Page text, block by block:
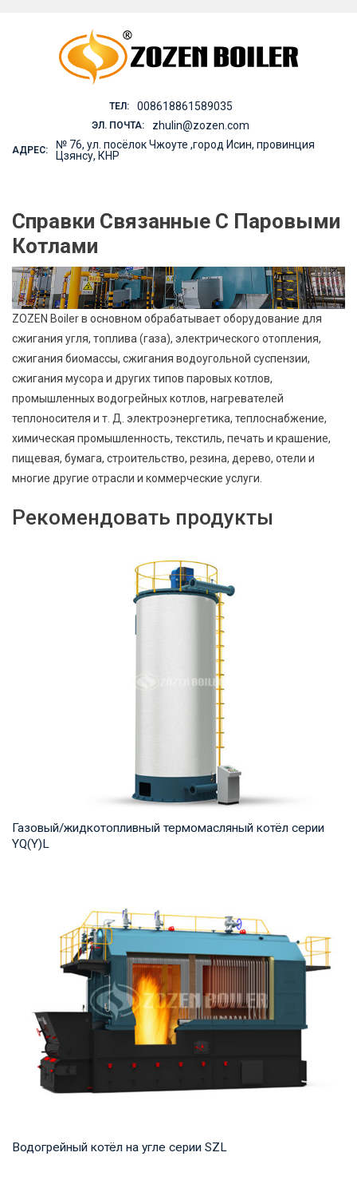
ТЕЛ: 008618861589035
ЭЛ. ПОЧТА: zhulin@zozen.com
АДРЕС:
№ 76, ул. посёлок Чжоуте ,город Исин, провинция
Цзянсу, КНР
Справки Связанные С Паровыми
Котлами
ZOZEN Boiler в основном обрабатывает оборудование для
сжигания угля, топлива (газа), электрического отопления,
сжигания биомассы, сжигания водоугольной суспензии,
сжигания мусора и других типов паровых котлов,
промышленных водогрейных котлов, нагревателей
теплоносителя и т. Д. электроэнергетика, теплоснабжение,
химическая промышленность, текстиль, печать и крашение,
пищевая, бумага, строительство, резина, дерево, отели и
многие другие отрасли и коммерческие услуги.
Рекомендовать продукты
Газовый/жидкотопливный термомасляный котёл серии
YQ(Y)L
Водогрейный котёл на угле серии SZL